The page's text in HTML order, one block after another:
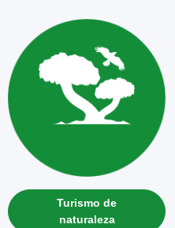
Turismo de
naturaleza